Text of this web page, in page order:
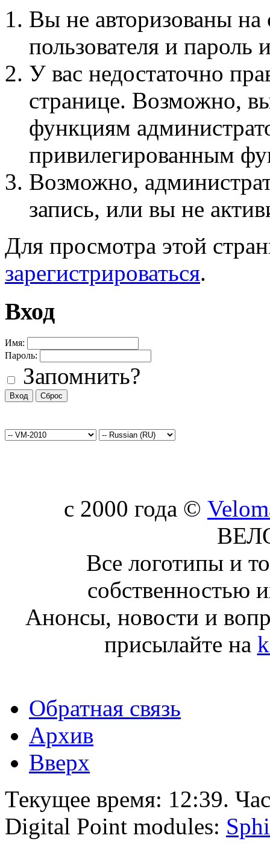
Вы не авторизованы на
пользователя и пароль
У вас недостаточно
странице. Возможно,
функциям
привилегированным
Возможно,
запись, или вы не
Для просмотра этой
зарегистрироваться.
Вход
Имя:
Пароль:
Запомнить?
c 2000 года ©
Все логотипы и
собственностью
Анонсы, новости и
присылайте на
Обратная связь
Архив
Вверх
Текущее время: 12:39.
Digital Point modules: